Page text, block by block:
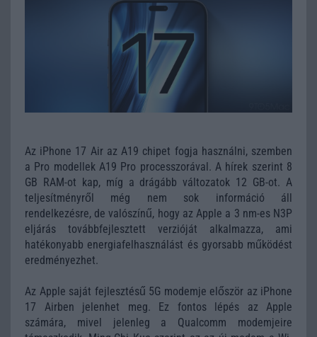
Az iPhone 17 Air az A19 chipet fogja használni, szemben
a Pro modellek A19 Pro processzorával. A hírek szerint 8
GB RAM-ot kap, míg a drágább változatok 12 GB-ot. A
teljesítményről még nem sok információ áll
rendelkezésre, de valószínű, hogy az Apple a 3 nm-es N3P
eljárás továbbfejlesztett verzióját alkalmazza, ami
hatékonyabb energiafelhasználást és gyorsabb működést
eredményezhet.
Az Apple saját fejlesztésű 5G modemje először az iPhone
17 Airben jelenhet meg. Ez fontos lépés az Apple
számára, mivel jelenleg a Qualcomm modemjeire